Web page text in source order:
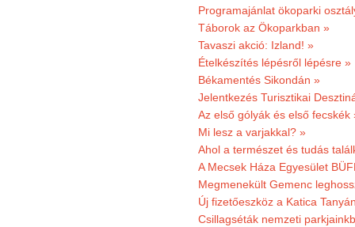
Programajánlat ökoparki
Táborok az Ökoparkban »
Tavaszi akció: Izland! »
Ételkészítés lépésről lépésre »
Békamentés Sikondán »
Jelentkezés Turisztikai
Az első gólyák és első fecskék
Mi lesz a varjakkal? »
Ahol a természet és tudás
A Mecsek Háza Egyesület
Megmenekült Gemenc
Új fizetőeszköz a Katica
Csillagséták nemzeti